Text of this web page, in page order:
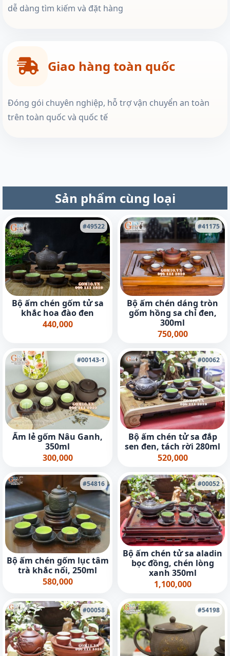
dễ dàng tìm kiếm và đặt hàng
Giao hàng toàn quốc
Đóng gói chuyên nghiệp, hỗ trợ vận chuyển an toàn
trên toàn quốc và quốc tế
Sản phẩm cùng loại
#49522
Bộ ấm chén gốm tử sa
khắc hoa đào đen
440,000
#41175
Bộ ấm chén dáng tròn
gốm hồng sa chỉ đen,
300ml
750,000
#00143-1
Ấm lẻ gốm Nâu Ganh,
350ml
300,000
#00062
Bộ ấm chén tử sa đắp
sen đen, tách rời 280ml
520,000
#54816
Bộ ấm chén gốm lục tâm
trà khắc nổi, 250ml
580,000
#00052
Bộ ấm chén tử sa aladin
bọc đồng, chén lòng
xanh 350ml
1,100,000
#00058 #54198